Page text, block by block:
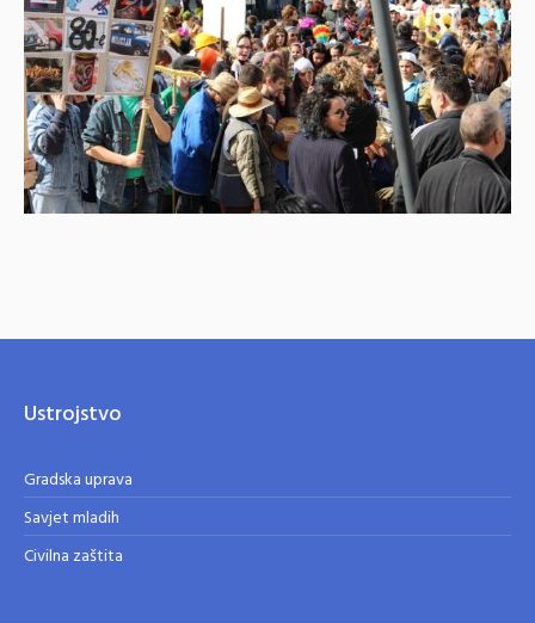
Ustrojstvo
Gradska uprava
Savjet mladih
Civilna zaštita